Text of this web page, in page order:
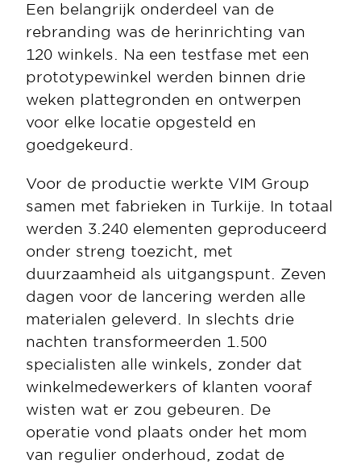
Een belangrijk onderdeel van de
rebranding was de herinrichting van
120 winkels. Na een testfase met een
prototypewinkel werden binnen drie
weken plattegronden en ontwerpen
voor elke locatie opgesteld en
goedgekeurd.
Voor de productie werkte VIM Group
samen met fabrieken in Turkije. In totaal
werden 3.240 elementen geproduceerd
onder streng toezicht, met
duurzaamheid als uitgangspunt. Zeven
dagen voor de lancering werden alle
materialen geleverd. In slechts drie
nachten transformeerden 1.500
specialisten alle winkels, zonder dat
winkelmedewerkers of klanten vooraf
wisten wat er zou gebeuren. De
operatie vond plaats onder het mom
van regulier onderhoud, zodat de